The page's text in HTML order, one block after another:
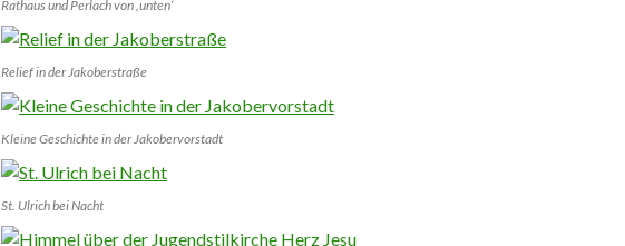
Rathaus und Perlach von ‚unten‘
Relief in der Jakoberstraße
Kleine Geschichte in der Jakobervorstadt
St. Ulrich bei Nacht